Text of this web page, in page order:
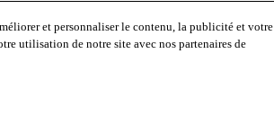
et personnaliser le contenu, la publicité et votre
utilisation de notre site avec nos partenaires de